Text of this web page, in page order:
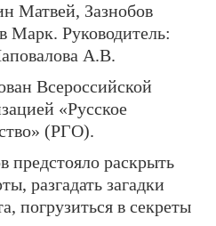
Матвей, Зазнобов
Марк. Руководитель:
А.В.
Всероссийской
«Русское
(РГО).
раскрыть
разгадать загадки
погрузиться в секреты